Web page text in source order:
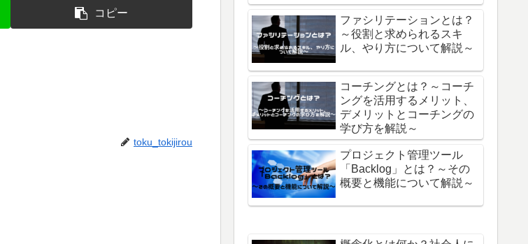
コピー
toku_tokijirou
ファシリテーションとは？
～役割と求められるスキ
ル、やり方について解説～
コーチングとは？～コーチ
ングを活用するメリット、
デメリットとコーチングの
学び方を解説～
プロジェクト管理ツール
「Backlog」とは？～その
概要と機能について解説～